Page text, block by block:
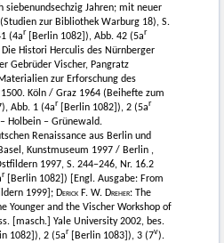
siebenundsechzig Jahren; mit neuer
zur Bibliothek Warburg 18), S.
(4ar [Berlin 1082]), Abb. 42 (5ar
Die Histori Herculis des Nürnberger
Gebrüder Vischer, Pangratz
zur Erforschung des
Köln / Graz 1964 (Beihefte zum
Abb. 1 (4ar [Berlin 1082]), 2 (5ar
Holbein – Grünewald.
Renaissance aus Berlin und
Kunstmuseum 1997 / Berlin ,
1997, S. 244−246, Nr. 16.2
r
[Berlin 1082]) [Engl. Ausgabe: From
1999]; Derick F. W. Dreher: The
Younger and the Vischer Workshop of
[masch.] Yale University 2002, bes.
1082]), 2 (5ar [Berlin 1083]), 3 (7v).